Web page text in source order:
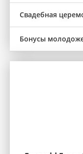
Свадебная
Бонусы